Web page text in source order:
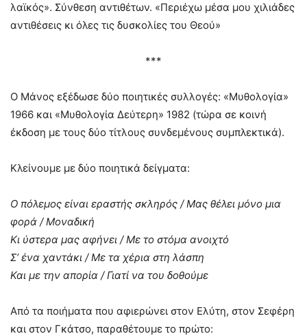
λαϊκός». Σύνθεση αντιθέτων. «Περιέχω μέσα μου χιλιάδες
αντιθέσεις κι όλες τις δυσκολίες του Θεού»
***
Ο Μάνος εξέδωσε δύο ποιητικές συλλογές: «Μυθολογία»
1966 και «Μυθολογία Δεύτερη» 1982 (τώρα σε κοινή
έκδοση με τους δύο τίτλους συνδεμένους συμπλεκτικά).
Κλείνουμε με δύο ποιητικά δείγματα:
Ο πόλεμος είναι εραστής σκληρός / Μας θέλει μόνο μια
φορά / Μοναδική
Κι ύστερα μας αφήνει / Με το στόμα ανοιχτό
Σ’ ένα χαντάκι / Με τα χέρια στη λάσπη
Και με την απορία / Γιατί να του δοθούμε
Από τα ποιήματα που αφιερώνει στον Ελύτη, στον Σεφέρη
και στον Γκάτσο, παραθέτουμε το πρώτο: